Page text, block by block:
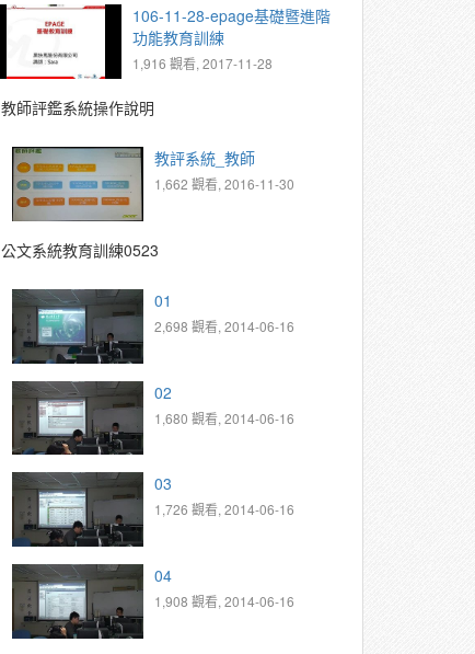
106-11-28-epage基礎暨進階
功能教育訓練
1,916 觀看, 2017-11-28
教師評鑑系統操作說明
教評系統_教師
1,662 觀看, 2016-11-30
公文系統教育訓練0523
01
2,698 觀看, 2014-06-16
02
1,680 觀看, 2014-06-16
03
1,726 觀看, 2014-06-16
04
1,908 觀看, 2014-06-16